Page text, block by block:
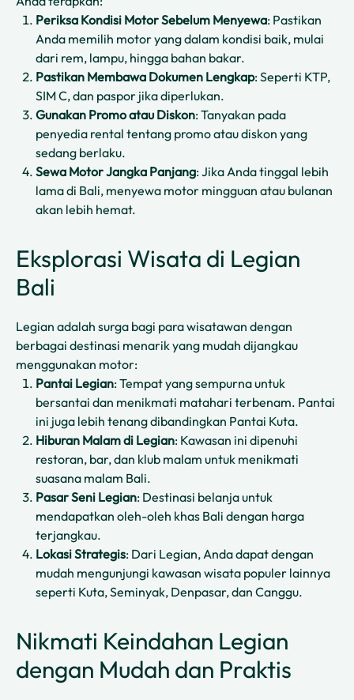
Periksa Kondisi Motor Sebelum Menyewa: Pastikan
Anda memilih motor yang dalam kondisi baik, mulai
dari rem, lampu, hingga bahan bakar.
Pastikan Membawa Dokumen Lengkap: Seperti KTP,
SIM C, dan paspor jika diperlukan.
Gunakan Promo atau Diskon: Tanyakan pada
penyedia rental tentang promo atau diskon yang
sedang berlaku.
Sewa Motor Jangka Panjang: Jika Anda tinggal lebih
lama di Bali, menyewa motor mingguan atau bulanan
akan lebih hemat.
Eksplorasi Wisata di Legian
Bali
Legian adalah surga bagi para wisatawan dengan
berbagai destinasi menarik yang mudah dijangkau
menggunakan motor:
Pantai Legian: Tempat yang sempurna untuk
bersantai dan menikmati matahari terbenam. Pantai
ini juga lebih tenang dibandingkan Pantai Kuta.
Hiburan Malam di Legian: Kawasan ini dipenuhi
restoran, bar, dan klub malam untuk menikmati
suasana malam Bali.
Pasar Seni Legian: Destinasi belanja untuk
mendapatkan oleh-oleh khas Bali dengan harga
terjangkau.
Lokasi Strategis: Dari Legian, Anda dapat dengan
mudah mengunjungi kawasan wisata populer lainnya
seperti Kuta, Seminyak, Denpasar, dan Canggu.
Nikmati Keindahan Legian
dengan Mudah dan Praktis